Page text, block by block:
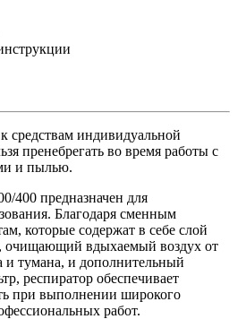
средствам индивидуальной
пренебрегать во время работы с
и пылью.
400 предназначен для
Благодаря сменным
которые содержат в себе слой
очищающий вдыхаемый воздух от
и тумана, и дополнительный
респиратор обеспечивает
при выполнении широкого
работ.